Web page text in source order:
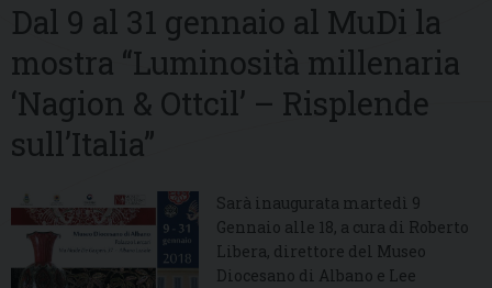
Dal 9 al 31 gennaio al MuDi la
mostra “Luminosità millenaria
‘Nagion & Ottcil’ – Risplende
sull’Italia”
Sarà inaugurata martedì 9
Gennaio alle 18, a cura di Roberto
Libera, direttore del Museo
Diocesano di Albano e Lee